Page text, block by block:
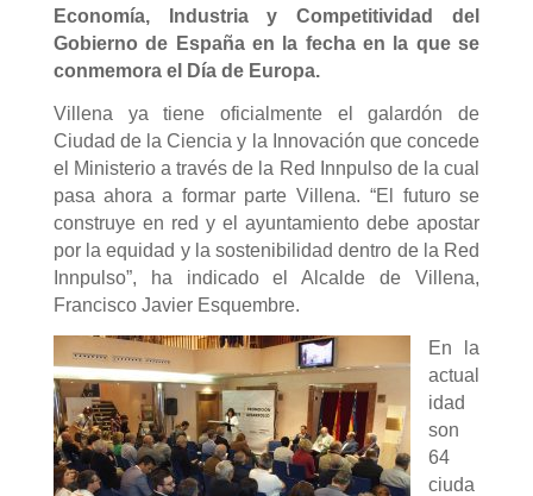
Economía, Industria y Competitividad del
Gobierno de España en la fecha en la que se
conmemora el Día de Europa.
Villena ya tiene oficialmente el galardón de
Ciudad de la Ciencia y la Innovación que concede
el Ministerio a través de la Red Innpulso de la cual
pasa ahora a formar parte Villena. “El futuro se
construye en red y el ayuntamiento debe apostar
por la equidad y la sostenibilidad dentro de la Red
Innpulso”, ha indicado el Alcalde de Villena,
Francisco Javier Esquembre.
En la
actual
idad
son
64
ciuda